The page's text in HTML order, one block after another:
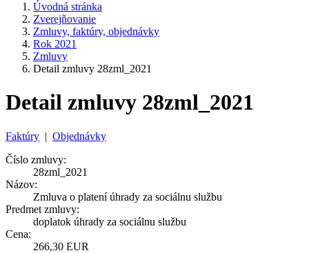
Úvodná stránka
Zverejňovanie
Zmluvy, faktúry, objednávky
Rok 2021
Zmluvy
Detail zmluvy 28zml_2021
Detail zmluvy 28zml_2021
Faktúry | Objednávky
Číslo zmluvy:
28zml_2021
Názov:
Zmluva o platení úhrady za sociálnu službu
Predmet zmluvy:
doplatok úhrady za sociálnu službu
Cena:
266,30 EUR